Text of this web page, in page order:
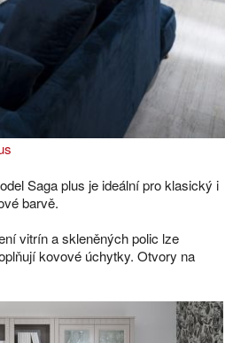
Saga plus je ideální pro klasický i
barvě.
vitrín a skleněných polic lze
kovové úchytky. Otvory na